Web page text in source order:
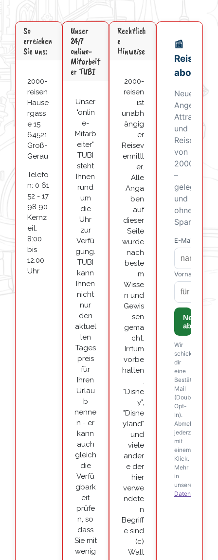
So
erreichen
Sie uns:
2000-
reisen
Häuse
rgass
e 15
64521
Groß-
Gerau
Telefo
n: 0 61
52 - 17
98 90
Kernz
eit:
8:00
bis
12:00
Uhr
Unser
24/7
online-
Mitarbeit
er TUBI
Unser
"onlin
e-
Mitarb
eiter"
TUBI
steht
Ihnen
rund
um
die
Uhr
zur
Verfü
gung.
TUBI
kann
Ihnen
nicht
nur
den
aktuel
len
Tages
preis
für
Ihren
Urlau
b
nenne
n - er
kann
auch
gleich
die
Verfü
gbark
eit
prüfe
n, so
dass
Sie mit
wenig
Rechtlich
e
Hinweise
2000-
reisen
ist
unabh
ängig
er
Reisev
ermittl
er.
Alle
Anga
ben
auf
dieser
Seite
wurde
nach
beste
m
Wisse
n und
Gewis
sen
gema
cht.
Irrtum
vorbe
halten
.
"Disne
y",
"Disne
yland"
und
viele
ander
e der
hier
verwe
ndete
n
Begriff
e sind
(c)
Walt